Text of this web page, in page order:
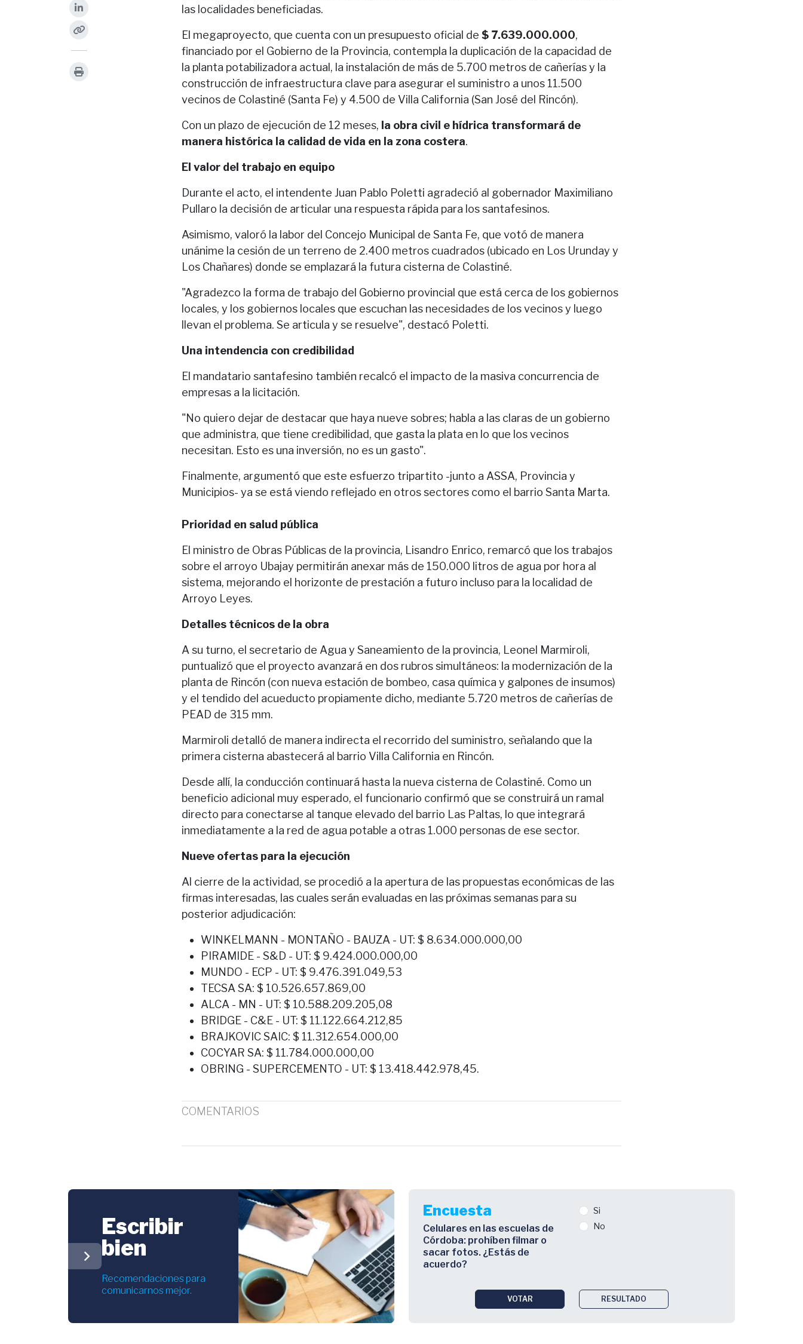
las localidades beneficiadas.
El megaproyecto, que cuenta con un presupuesto oficial de $ 7.639.000.000,
financiado por el Gobierno de la Provincia, contempla la duplicación de la capacidad de
la planta potabilizadora actual, la instalación de más de 5.700 metros de cañerías y la
construcción de infraestructura clave para asegurar el suministro a unos 11.500
vecinos de Colastiné (Santa Fe) y 4.500 de Villa California (San José del Rincón).
Con un plazo de ejecución de 12 meses, la obra civil e hídrica transformará de
manera histórica la calidad de vida en la zona costera.
El valor del trabajo en equipo
Durante el acto, el intendente Juan Pablo Poletti agradeció al gobernador Maximiliano
Pullaro la decisión de articular una respuesta rápida para los santafesinos.
Asimismo, valoró la labor del Concejo Municipal de Santa Fe, que votó de manera
unánime la cesión de un terreno de 2.400 metros cuadrados (ubicado en Los Urunday y
Los Chañares) donde se emplazará la futura cisterna de Colastiné.
"Agradezco la forma de trabajo del Gobierno provincial que está cerca de los gobiernos
locales, y los gobiernos locales que escuchan las necesidades de los vecinos y luego
llevan el problema. Se articula y se resuelve", destacó Poletti.
Una intendencia con credibilidad
El mandatario santafesino también recalcó el impacto de la masiva concurrencia de
empresas a la licitación.
"No quiero dejar de destacar que haya nueve sobres; habla a las claras de un gobierno
que administra, que tiene credibilidad, que gasta la plata en lo que los vecinos
necesitan. Esto es una inversión, no es un gasto".
Finalmente, argumentó que este esfuerzo tripartito -junto a ASSA, Provincia y
Municipios- ya se está viendo reflejado en otros sectores como el barrio Santa Marta.
Prioridad en salud pública
El ministro de Obras Públicas de la provincia, Lisandro Enrico, remarcó que los trabajos
sobre el arroyo Ubajay permitirán anexar más de 150.000 litros de agua por hora al
sistema, mejorando el horizonte de prestación a futuro incluso para la localidad de
Arroyo Leyes.
Detalles técnicos de la obra
A su turno, el secretario de Agua y Saneamiento de la provincia, Leonel Marmiroli,
puntualizó que el proyecto avanzará en dos rubros simultáneos: la modernización de la
planta de Rincón (con nueva estación de bombeo, casa química y galpones de insumos)
y el tendido del acueducto propiamente dicho, mediante 5.720 metros de cañerías de
PEAD de 315 mm.
Marmiroli detalló de manera indirecta el recorrido del suministro, señalando que la
primera cisterna abastecerá al barrio Villa California en Rincón.
Desde allí, la conducción continuará hasta la nueva cisterna de Colastiné. Como un
beneficio adicional muy esperado, el funcionario confirmó que se construirá un ramal
directo para conectarse al tanque elevado del barrio Las Paltas, lo que integrará
inmediatamente a la red de agua potable a otras 1.000 personas de ese sector.
Nueve ofertas para la ejecución
Al cierre de la actividad, se procedió a la apertura de las propuestas económicas de las
firmas interesadas, las cuales serán evaluadas en las próximas semanas para su
posterior adjudicación:
WINKELMANN - MONTAÑO - BAUZA - UT: $ 8.634.000.000,00
PIRAMIDE - S&D - UT: $ 9.424.000.000,00
MUNDO - ECP - UT: $ 9.476.391.049,53
TECSA SA: $ 10.526.657.869,00
ALCA - MN - UT: $ 10.588.209.205,08
BRIDGE - C&E - UT: $ 11.122.664.212,85
BRAJKOVIC SAIC: $ 11.312.654.000,00
COCYAR SA: $ 11.784.000.000,00
OBRING - SUPERCEMENTO - UT: $ 13.418.442.978,45.
COMENTARIOS
chevron_right
Escribir
bien
Recomendaciones para
comunicarnos mejor.
Encuesta
Celulares en las escuelas de
Córdoba: prohíben filmar o
sacar fotos. ¿Estás de
acuerdo?
Si
No
VOTAR RESULTADO